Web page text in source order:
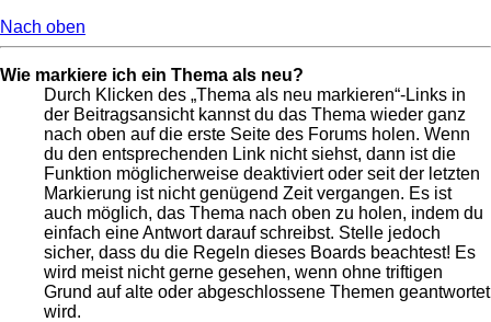
Nach oben
Wie markiere ich ein Thema als neu?
Durch Klicken des „Thema als neu markieren“-Links in
der Beitragsansicht kannst du das Thema wieder ganz
nach oben auf die erste Seite des Forums holen. Wenn
du den entsprechenden Link nicht siehst, dann ist die
Funktion möglicherweise deaktiviert oder seit der letzten
Markierung ist nicht genügend Zeit vergangen. Es ist
auch möglich, das Thema nach oben zu holen, indem du
einfach eine Antwort darauf schreibst. Stelle jedoch
sicher, dass du die Regeln dieses Boards beachtest! Es
wird meist nicht gerne gesehen, wenn ohne triftigen
Grund auf alte oder abgeschlossene Themen geantwortet
wird.